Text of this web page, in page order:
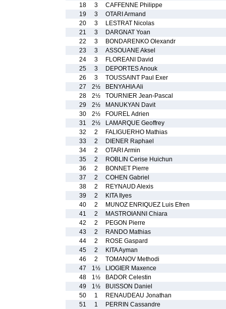
18
3
CAFFENNE Philippe
19
3
OTARI Armand
20
3
LESTRAT Nicolas
21
3
DARGNAT Yoan
22
3
BONDARENKO Olexandr
23
3
ASSOUANE Aksel
24
3
FLOREANI David
25
3
DEPORTES Anouk
26
3
TOUSSAINT Paul Exer
27
2½
BENYAHIA Ali
28
2½
TOURNIER Jean-Pascal
29
2½
MANUKYAN Davit
30
2½
FOUREL Adrien
31
2½
LAMARQUE Geoffrey
32
2
FALIGUERHO Mathias
33
2
DIENER Raphael
34
2
OTARI Armin
35
2
ROBLIN Cerise Huichun
36
2
BONNET Pierre
37
2
COHEN Gabriel
38
2
REYNAUD Alexis
39
2
KITA Ilyes
40
2
MUNOZ ENRIQUEZ Luis Efren
41
2
MASTROIANNI Chiara
42
2
PEGON Pierre
43
2
RANDO Mathias
44
2
ROSE Gaspard
45
2
KITA Ayman
46
2
TOMANOV Methodi
47
1½
LIOGIER Maxence
48
1½
BADOR Celestin
49
1½
BUISSON Daniel
50
1
RENAUDEAU Jonathan
51
1
PERRIN Cassandre